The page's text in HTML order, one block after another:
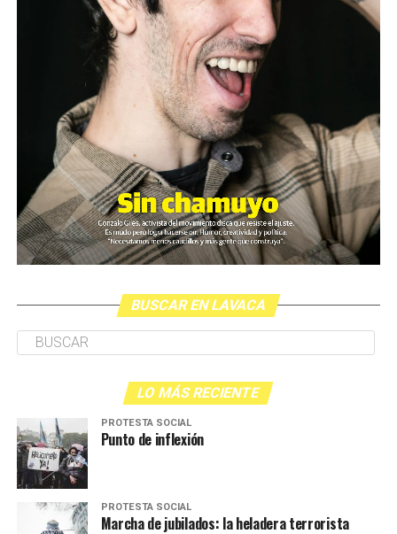
BUSCAR EN LAVACA
LO MÁS RECIENTE
PROTESTA SOCIAL
Punto de inflexión
PROTESTA SOCIAL
Marcha de jubilados: la heladera terrorista